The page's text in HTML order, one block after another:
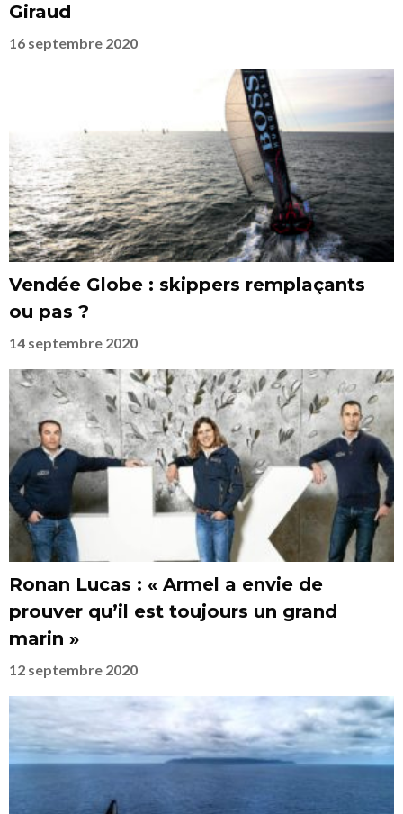
Giraud
16 septembre 2020
Vendée Globe : skippers remplaçants
ou pas ?
14 septembre 2020
Ronan Lucas : « Armel a envie de
prouver qu’il est toujours un grand
marin »
12 septembre 2020